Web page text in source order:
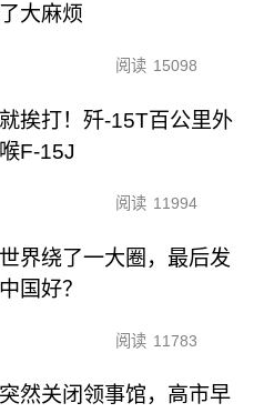
大麻烦
阅读 15098
挨打！歼-15T百公里外
F-15J
阅读 11994
界绕了一大圈，最后发
国好？
阅读 11783
然关闭领事馆，高市早